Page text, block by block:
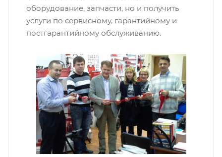
оборудование, запчасти, но и получить
услуги по сервисному, гарантийному и
постгарантийному обслуживанию.